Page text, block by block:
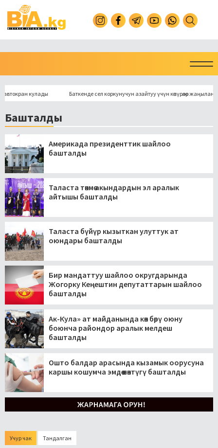
кулады Баткенде сел коркунучун азайтуу үчүн көпүрөлөр жаңыланат
Башталды
Америкада президенттик шайлоо
башталды
Таласта төкмө акындардын эл аралык
айтышы башталды
Таласта бүйүр кызыткан улуттук ат
оюндары башталды
Бир мандаттуу шайлоо округдарында
Жогорку Кеңештин депутаттарын шайлоо
башталды
Ак-Кула» ат майданында көк бөрү оюну
боюнча райондор аралык мелдеш
башталды
Ошто балдар арасында кызамык оорусуна
каршы кошумча эмдөө өнөктүгү башталды
Учур чак Тандалган